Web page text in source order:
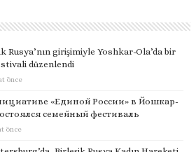
Rusya’nın girişimiyle Yoshkar-Ola’da bir
düzenlendi
önce
«Единой России» в Йошкар-
семейный фестиваль
önce